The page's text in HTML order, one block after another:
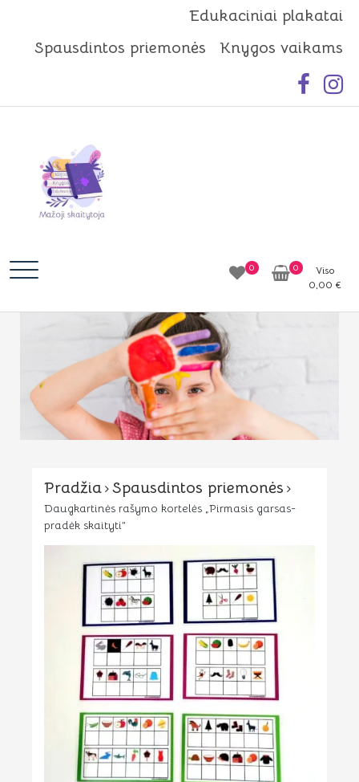
content
Edukaciniai plakatai
Spausdintos priemonės
Knygos vaikams
0 0
Viso
0,00 €
Pradžia Spausdintos priemonės
Daugkartinės rašymo kortelės „Pirmasis garsas-
pradėk skaityti”